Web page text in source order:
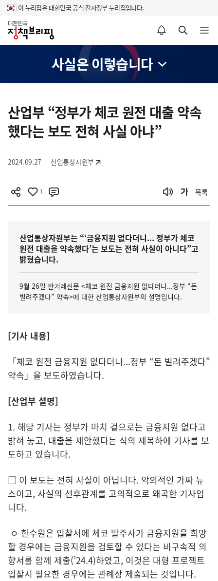
이 누리집은 대한민국 공식 전자정부 누리집입니다.
홈
알림설정 바로가기 검색 바로가기 메뉴 열기
사실은 이렇습니다
츠
영
산업부 “정부가 체코 원전 대출 약속
했다는 보도 전혀 사실 아냐”
2024.09.27 산업통상자원부
1 목록
산업통상자원부는 “‘금융지원 없다더니... 정부가 체코
원전 대출을 약속했다’는 보도는 전혀 사실이 아니다”고
밝혔습니다.
9월 26일 한겨레신문 <체코 원전 금융지원 없다더니...정부 “돈
빌려주겠다” 약속>에 대한 산업통상자원부의 설명입니다.
[기사 내용]
「체코 원전 금융지원 없다더니...정부 “돈 빌려주겠다”
약속」을 보도하였습니다.
[산업부 설명]
1. 해당 기사는 정부가 마치 겉으로는 금융지원 없다고
밝혀 놓고, 대출을 제안했다는 식의 제목하에 기사를 보
도하고 있습니다.
□ 이 보도는 전혀 사실이 아닙니다. 악의적인 가짜 뉴
스이고, 사실의 선후관계를 고의적으로 왜곡한 기사입
니다.
ㅇ 한수원은 입찰서에 체코 발주사가 금융지원을 희망
할 경우에는 금융지원을 검토할 수 있다는 비구속적 의
향서를 함께 제출(’24.4)하였고, 이것은 대형 프로젝트
입찰시 필요한 경우에는 관례상 제출되는 것입니다.